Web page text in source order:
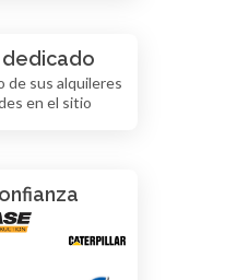
de sus alquileres
en el sitio